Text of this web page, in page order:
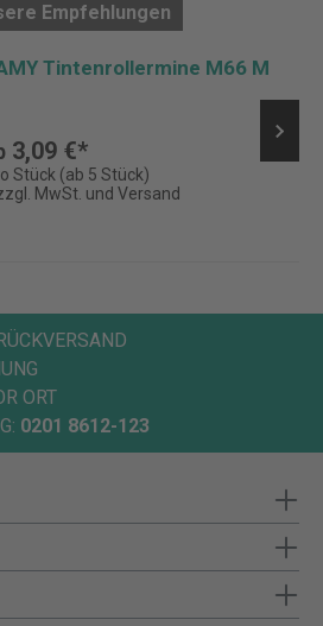
Empfehlungen
Tintenrollermine M66 M
3,09 €*
Stück (ab 5 Stück)
MwSt. und Versand
ORT
0201 8612-123